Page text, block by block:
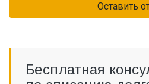
Оставить
Бесплатная